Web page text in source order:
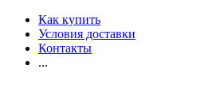
Как купить
Условия доставки
Контакты
...